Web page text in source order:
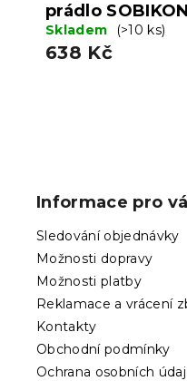
prádlo SOBIKON
Skladem (>10 ks)
638 Kč
Informace pro
Sledování objednávky
Možnosti dopravy
Možnosti platby
Reklamace a vrácení
Kontakty
Obchodní podmínky
Ochrana osobních